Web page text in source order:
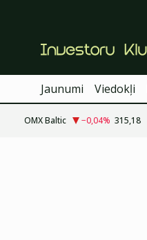
Jaunumi Viedokļi
OMX Baltic −0,04% 315,18